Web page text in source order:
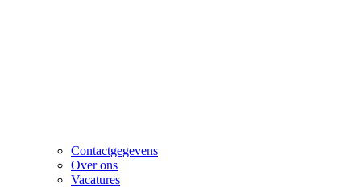
Contactgegevens
Over ons
Vacatures